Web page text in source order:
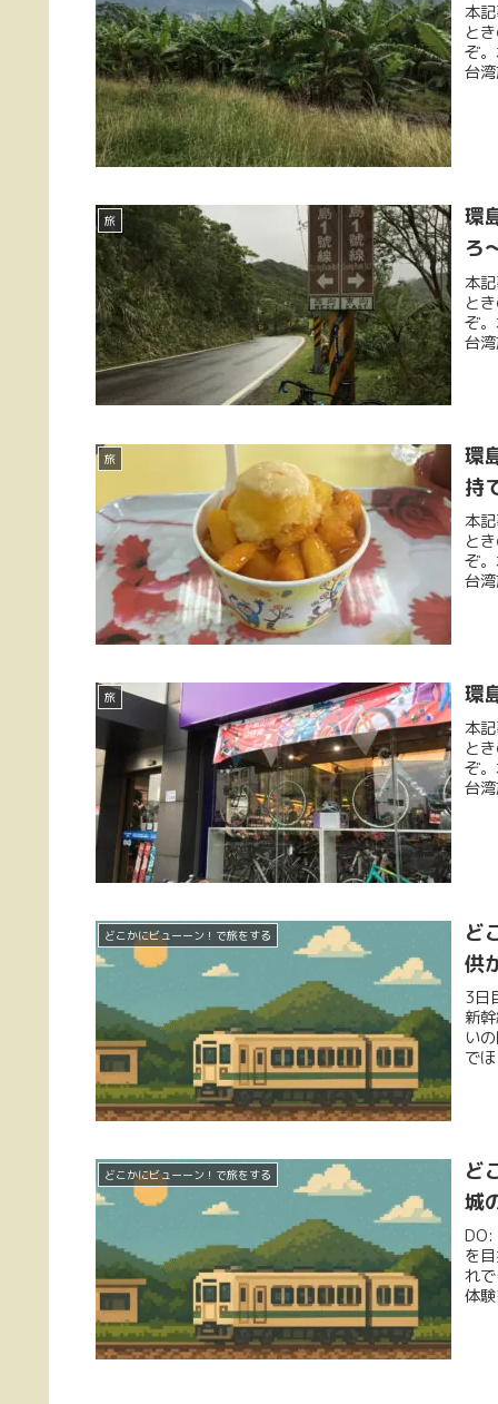
本
と
ぞ
台
旅
環
ろ
本
と
ぞ
台
旅
環
持
本
と
ぞ
台
旅 環
本
と
ぞ
台
どこかにビューーン！で旅をする
ど
供
3日
新
い
で
どこかにビューーン！で旅をする
ど
城
DO:
を
れ
体